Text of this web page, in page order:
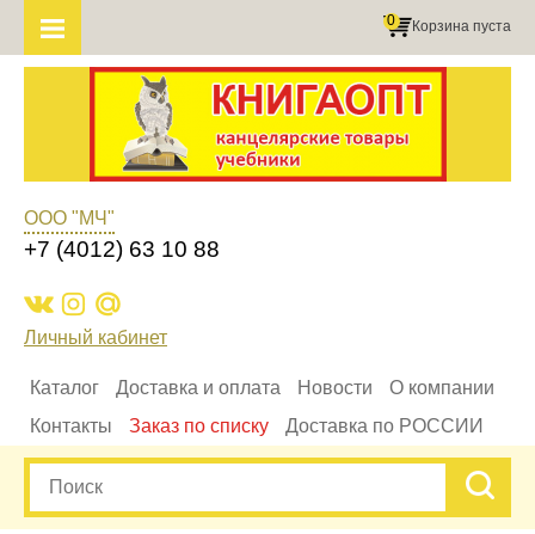
Корзина пуста
0
ООО "МЧ"
+7 (4012) 63 10 88
Личный кабинет
Каталог Доставка и оплата Новости
О компании
Контакты
Заказ по списку Доставка по РОССИИ